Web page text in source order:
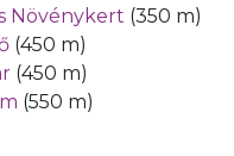
Növénykert (350 m)
(450 m)
(450 m)
(550 m)